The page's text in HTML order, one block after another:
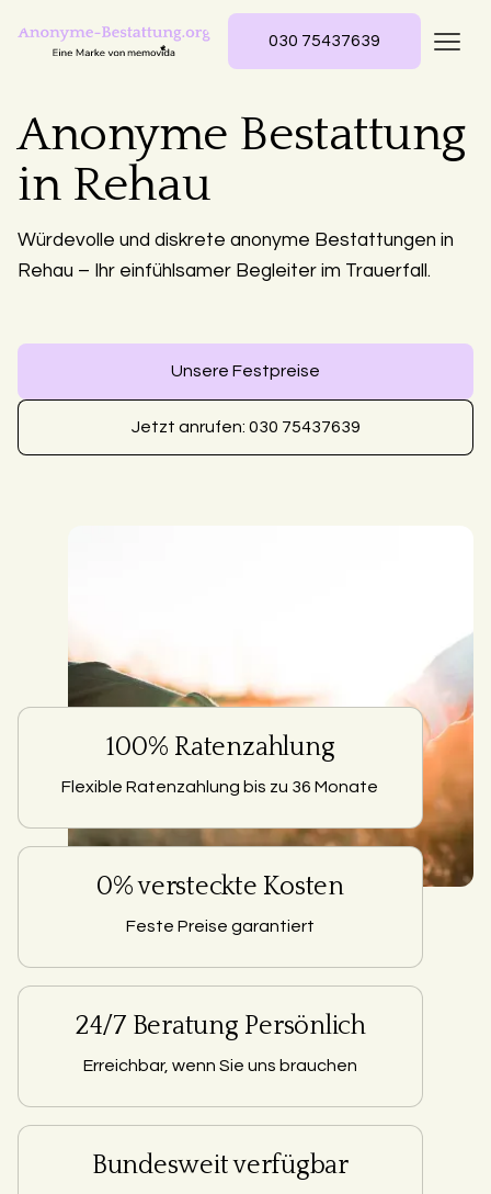
030 75437639
Anonyme Bestattung
in Rehau
Würdevolle und diskrete anonyme Bestattungen in
Rehau – Ihr einfühlsamer Begleiter im Trauerfall.
Unsere Festpreise
Jetzt anrufen: 030 75437639
100% Ratenzahlung
Flexible Ratenzahlung bis zu 36 Monate
0% versteckte Kosten
Feste Preise garantiert
24/7 Beratung Persönlich
Erreichbar, wenn Sie uns brauchen
Bundesweit verfügbar